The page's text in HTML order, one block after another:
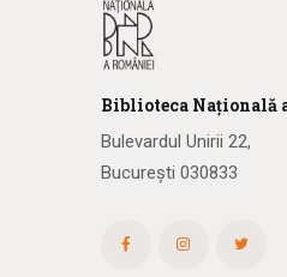
Biblioteca Națională
Bulevardul Unirii 22,
București 030833